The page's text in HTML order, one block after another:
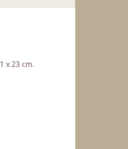
x 23 cm.